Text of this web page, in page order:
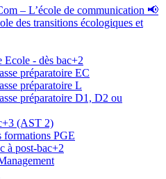
– L’école de communication 📢
des transitions écologiques et
Ecole - dès bac+2
préparatoire EC
préparatoire L
préparatoire D1, D2 ou
(AST 2)
formations PGE
à post-bac+2